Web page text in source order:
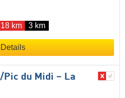
18 km 3 km
Details
​Pic du Midi – La